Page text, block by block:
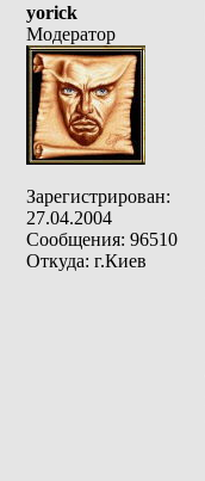
yorick
Модератор
Зарегистрирован:
27.04.2004
Сообщения: 96510
Откуда: г.Киев